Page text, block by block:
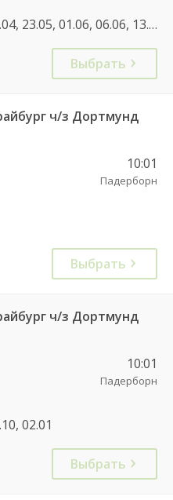
25.04, 11.04, 17.04, 18.04, 24.04, 23.05, 01.06, 06.06, 13.06, 15.06, 20.06, 29.06, 04.07, 06.07, 17.07, 25.07, 27.07, 03.08, 22.08
Выбрать
ч/з Дортмунд
10:01
Падерборн
Выбрать
ч/з Дортмунд
10:01
Падерборн
02.01
Выбрать